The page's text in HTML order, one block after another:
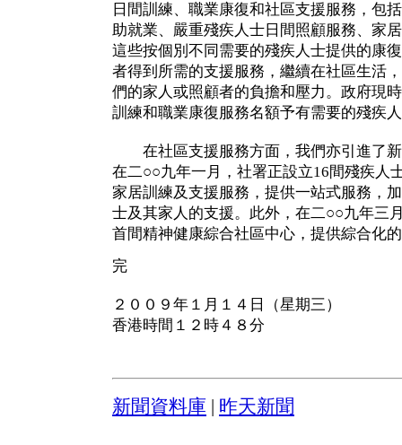
日間訓練、職業康復和社區支援服務，包
助就業、嚴重殘疾人士日間照顧服務、家
這些按個別不同需要的殘疾人士提供的康
者得到所需的支援服務，繼續在社區生活
們的家人或照顧者的負擔和壓力。政府現
訓練和職業康復服務名額予有需要的殘疾
在社區支援服務方面，我們亦引進了新
在二○○九年一月，社署正設立16間殘疾人
家居訓練及支援服務，提供一站式服務，
士及其家人的支援。此外，在二○○九年三
首間精神健康綜合社區中心，提供綜合化
完
２００９年１月１４日（星期三）
香港時間１２時４８分
新聞資料庫 昨天新聞